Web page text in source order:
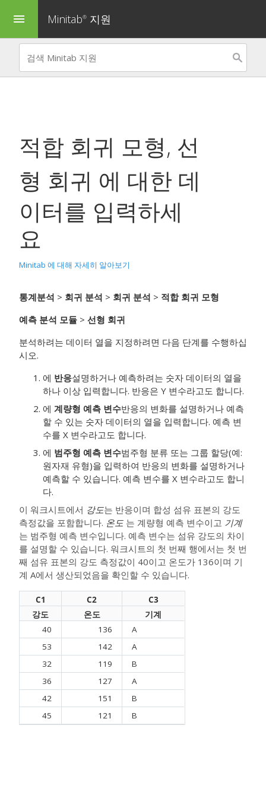
menu Minitab® 지원
적합 회귀 모형, 선
형 회귀 에 대한 데
이터를 입력하세
요
Minitab 에 대해 자세히 알아보기
통계분석 > 회귀 분석 > 회귀 분석 > 적합 회귀 모형
예측 분석 모듈 > 선형 회귀
분석하려는 데이터 열을 지정하려면 다음 단계를 수행하십
시오.
에 반응설명하거나 예측하려는 숫자 데이터의 열을
하나 이상 입력합니다. 반응은 Y 변수라고도 합니다.
에 계량형 예측 변수반응의 변화를 설명하거나 예측
할 수 있는 숫자 데이터의 열을 입력합니다. 예측 변
수를 X 변수라고도 합니다.
에 범주형 예측 변수범주형 분류 또는 그룹 할당(예:
원자재 유형)을 입력하여 반응의 변화를 설명하거나
예측할 수 있습니다. 예측 변수를 X 변수라고도 합니
다.
이 워크시트에서 강도는 반응이며 합성 섬유 표본의 강도
측정값을 포함합니다. 온도 는 계량형 예측 변수이고 기계
는 범주형 예측 변수입니다. 예측 변수는 섬유 강도의 차이
를 설명할 수 있습니다. 워크시트의 첫 번째 행에서는 첫 번
째 섬유 표본의 강도 측정값이 40이고 온도가 136이며 기
계 A에서 생산되었음을 확인할 수 있습니다.
C1 C2
C3
강도
온도
기계
40
136
A
53
142
A
32
119
B
36
127
A
42
151
B
45
121 B